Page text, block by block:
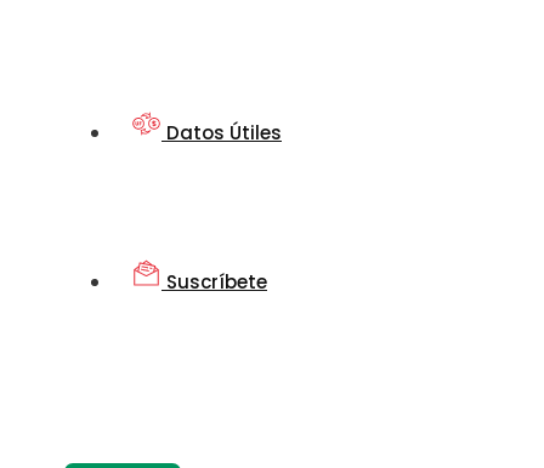
Datos Útiles
Suscríbete